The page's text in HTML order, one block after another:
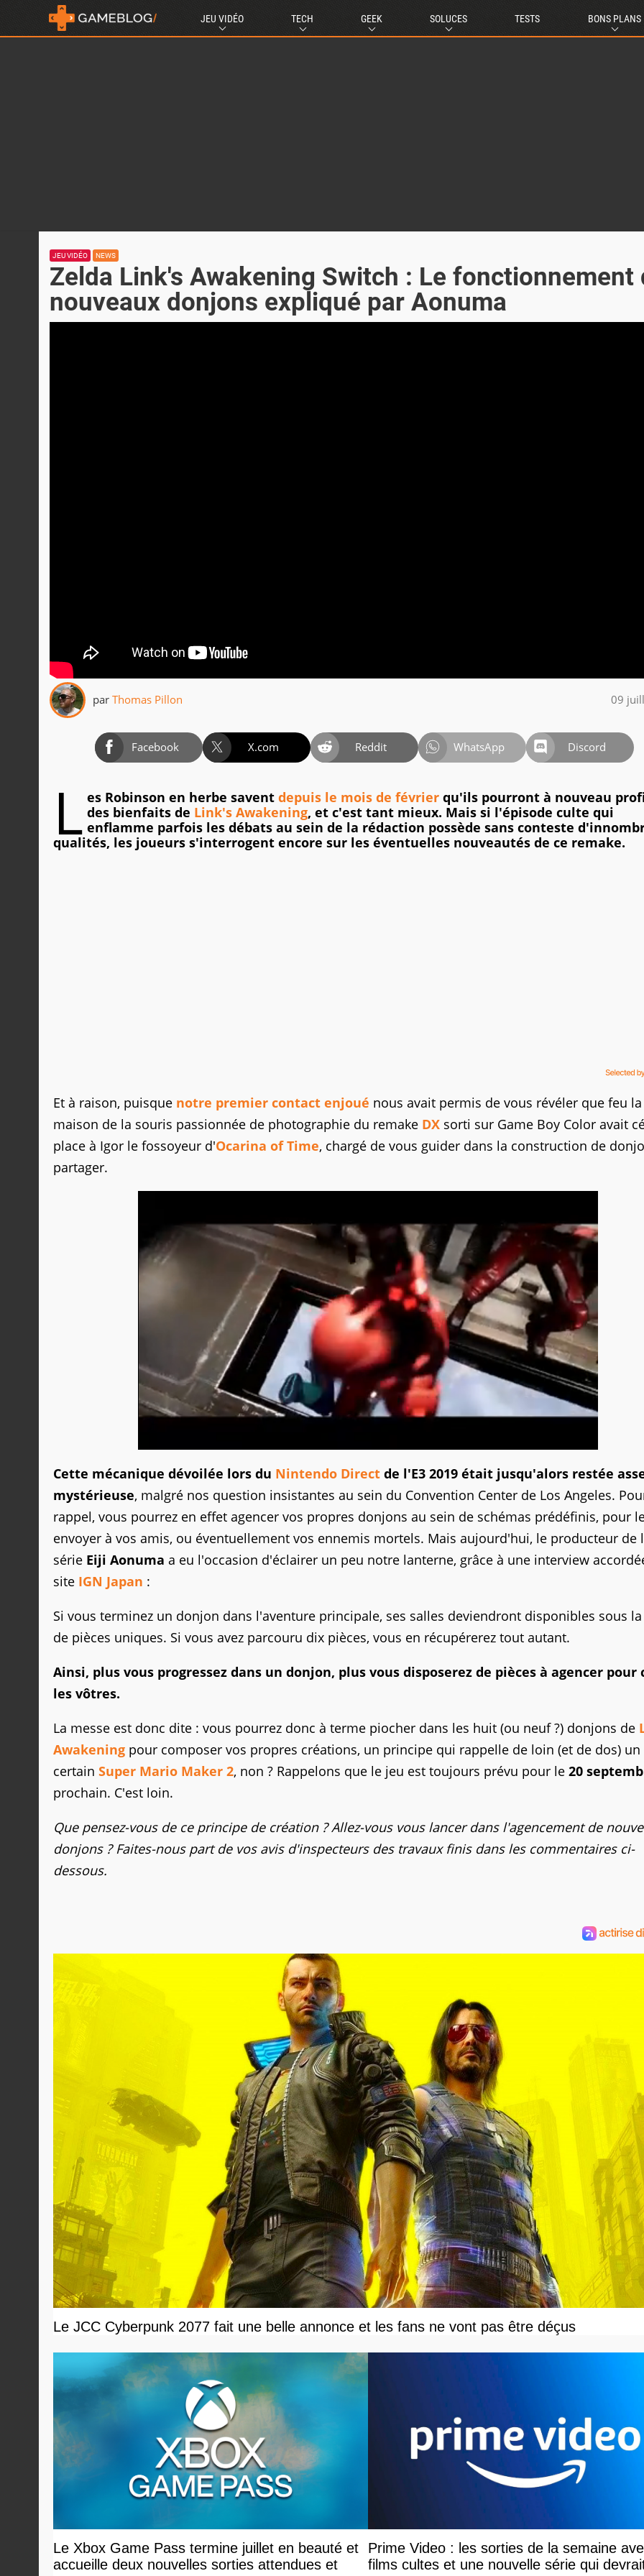
JEU VIDÉO TECH GEEK SOLUCES TESTS BONS PLANS
JEU VIDÉO NEWS
Zelda Link's Awakening Switch : Le fonctionnement
nouveaux donjons expliqué par Aonuma
par Thomas Pillon 09
Facebook X.com Reddit WhatsApp Discord
L es Robinson en herbe savent depuis le mois de février qu'ils pourront à nouveau
des bienfaits de Link's Awakening, et c'est tant mieux. Mais si l'épisode culte qui
enflamme parfois les débats au sein de la rédaction possède sans conteste
qualités, les joueurs s'interrogent encore sur les éventuelles nouveautés de ce remake.
Et à raison, puisque notre premier contact enjoué nous avait permis de vous révéler que feu la
maison de la souris passionnée de photographie du remake DX sorti sur Game Boy Color avait
place à Igor le fossoyeur d'Ocarina of Time, chargé de vous guider dans la construction de
partager.
Cette mécanique dévoilée lors du Nintendo Direct de l'E3 2019 était jusqu'alors restée
mystérieuse, malgré nos question insistantes au sein du Convention Center de Los Angeles.
rappel, vous pourrez en effet agencer vos propres donjons au sein de schémas prédéfinis, pour
envoyer à vos amis, ou éventuellement vos ennemis mortels. Mais aujourd'hui, le producteur de
série Eiji Aonuma a eu l'occasion d'éclairer un peu notre lanterne, grâce à une interview
site IGN Japan :
Si vous terminez un donjon dans l'aventure principale, ses salles deviendront disponibles sous
de pièces uniques. Si vous avez parcouru dix pièces, vous en récupérerez tout autant.
Ainsi, plus vous progressez dans un donjon, plus vous disposerez de pièces à agencer pour
les vôtres.
La messe est donc dite : vous pourrez donc à terme piocher dans les huit (ou neuf ?) donjons de
Awakening pour composer vos propres créations, un principe qui rappelle de loin (et de dos) un
certain Super Mario Maker 2, non ? Rappelons que le jeu est toujours prévu pour le 20
prochain. C'est loin.
Que pensez-vous de ce principe de création ? Allez-vous vous lancer dans l'agencement de
donjons ? Faites-nous part de vos avis d'inspecteurs des travaux finis dans les commentaires ci-
dessous.
Le JCC Cyberpunk 2077 fait une belle annonce et les fans ne vont pas être déçus
Le Xbox Game Pass termine juillet en beauté et
accueille deux nouvelles sorties attendues et
Prime Video : les sorties de la semaine
films cultes et une nouvelle série qui